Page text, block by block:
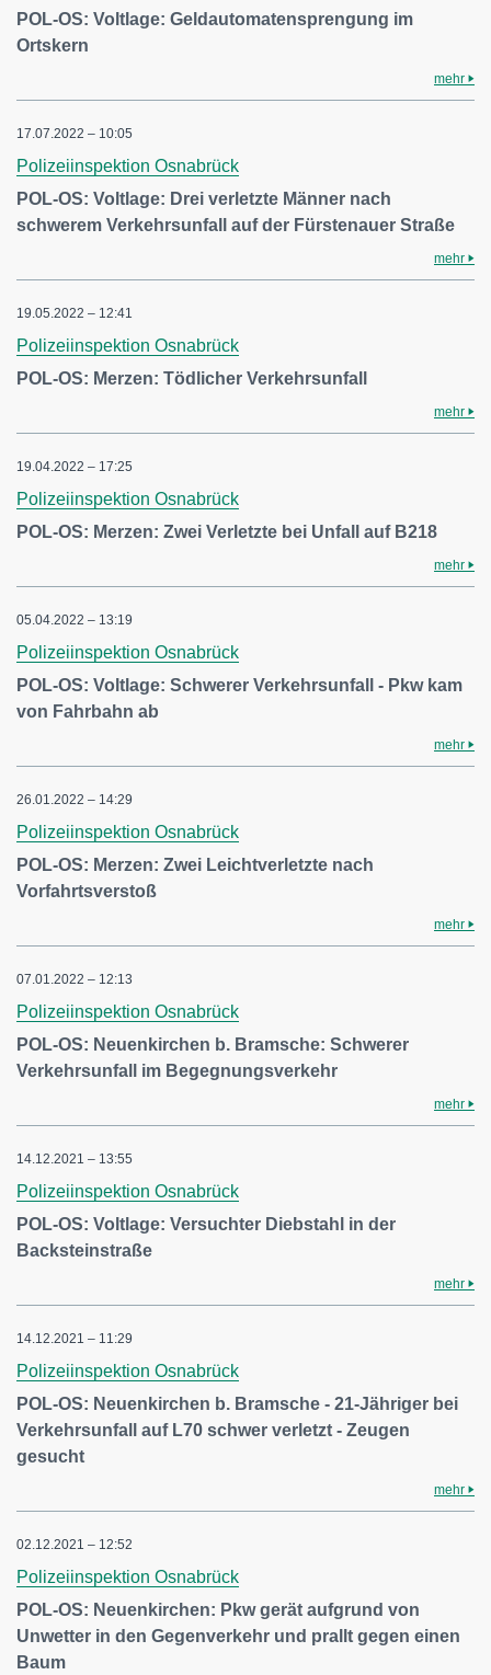
POL-OS: Voltlage: Geldautomatensprengung im
Ortskern
mehr
17.07.2022 – 10:05
Polizeiinspektion Osnabrück
POL-OS: Voltlage: Drei verletzte Männer nach
schwerem Verkehrsunfall auf der Fürstenauer Straße
mehr
19.05.2022 – 12:41
Polizeiinspektion Osnabrück
POL-OS: Merzen: Tödlicher Verkehrsunfall
mehr
19.04.2022 – 17:25
Polizeiinspektion Osnabrück
POL-OS: Merzen: Zwei Verletzte bei Unfall auf B218
mehr
05.04.2022 – 13:19
Polizeiinspektion Osnabrück
POL-OS: Voltlage: Schwerer Verkehrsunfall - Pkw kam
von Fahrbahn ab
mehr
26.01.2022 – 14:29
Polizeiinspektion Osnabrück
POL-OS: Merzen: Zwei Leichtverletzte nach
Vorfahrtsverstoß
mehr
07.01.2022 – 12:13
Polizeiinspektion Osnabrück
POL-OS: Neuenkirchen b. Bramsche: Schwerer
Verkehrsunfall im Begegnungsverkehr
mehr
14.12.2021 – 13:55
Polizeiinspektion Osnabrück
POL-OS: Voltlage: Versuchter Diebstahl in der
Backsteinstraße
mehr
14.12.2021 – 11:29
Polizeiinspektion Osnabrück
POL-OS: Neuenkirchen b. Bramsche - 21-Jähriger bei
Verkehrsunfall auf L70 schwer verletzt - Zeugen
gesucht
mehr
02.12.2021 – 12:52
Polizeiinspektion Osnabrück
POL-OS: Neuenkirchen: Pkw gerät aufgrund von
Unwetter in den Gegenverkehr und prallt gegen einen
Baum